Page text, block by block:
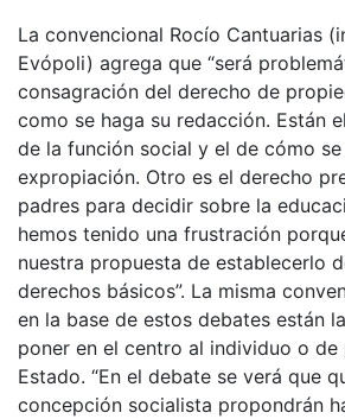
La convencional Rocío Cantuarias
Evópoli) agrega que “será
consagración del derecho de
como se haga su redacción. Están
de la función social y el de cómo
expropiación. Otro es el derecho
padres para decidir sobre la
hemos tenido una frustración
nuestra propuesta de establecerlo
derechos básicos”. La misma
en la base de estos debates están
poner en el centro al individuo o de
Estado. “En el debate se verá que
concepción socialista propondrán